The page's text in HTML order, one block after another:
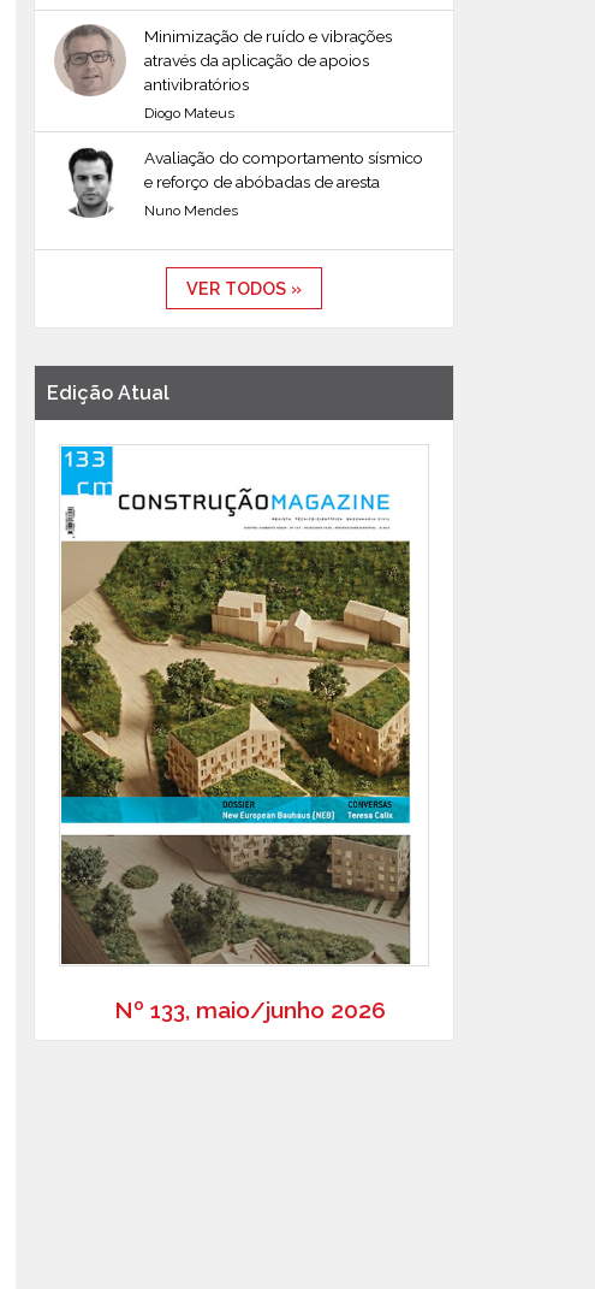
Minimização de ruído e vibrações
através da aplicação de apoios
antivibratórios
Diogo Mateus
Avaliação do comportamento sísmico
e reforço de abóbadas de aresta
Nuno Mendes
VER TODOS »
Edição Atual
Nº 133, maio/junho 2026